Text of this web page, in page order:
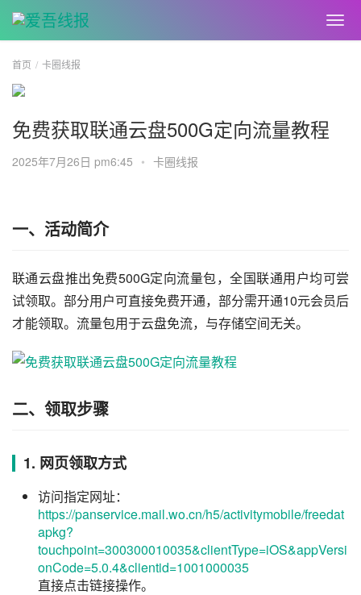
首页 卡圈线报
免费获取联通云盘500G定向流量教程
2025年7月26日 pm6:45 • 卡圈线报
一、活动简介
联通云盘推出免费500G定向流量包，全国联通用户均可尝
试领取。部分用户可直接免费开通，部分需开通10元会员后
才能领取。流量包用于云盘免流，与存储空间无关。
二、领取步骤
1. 网页领取方式
访问指定网址：
https://panservice.mail.wo.cn/h5/activitymobile/freedat
apkg?
touchpoint=300300010035&clientType=iOS&appVersi
onCode=5.0.4&clientid=1001000035
直接点击链接操作。